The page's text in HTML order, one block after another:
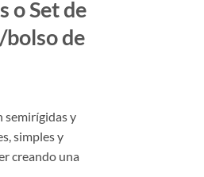
o Set de
de
semirígidas y
simples y
creando una